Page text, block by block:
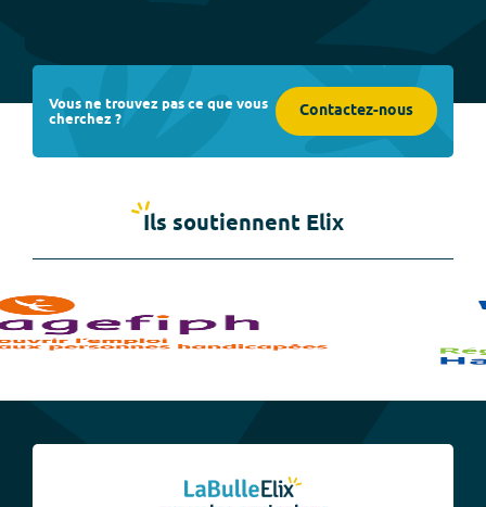
Vous ne trouvez pas ce que vous
cherchez ? Contactez-nous
Ils soutiennent Elix